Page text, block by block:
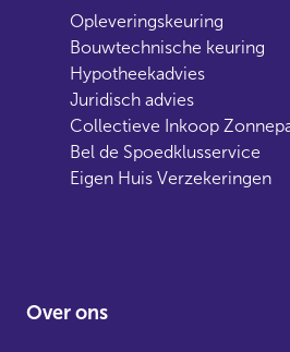
Opleveringskeuring
Bouwtechnische keuring
Hypotheekadvies
Juridisch advies
Collectieve Inkoop
Bel de Spoedklusservice
Eigen Huis Verzekeringen
Over ons